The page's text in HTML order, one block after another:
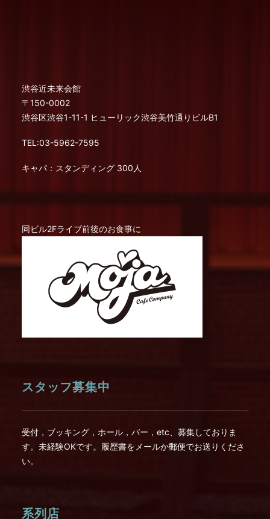
渋谷近未来会館
〒150-0002
渋谷区渋谷1-11-1 ヒューリック渋谷美竹通りビルB1
TEL:03-5962-7595
キャパ：スタンディング 300人
同ビル2Fライブ前後のお食事に
スタッフ募集中
受付，ブッキング，ホール，バー，etc、募集しておりま
す。未経験OKです。履歴書をメールか郵便でお送りくださ
い。
系列店